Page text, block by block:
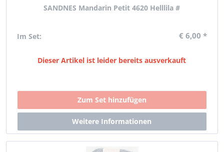
SANDNES Mandarin Petit 4620 Helllila #
Im Set: € 6,00 *
Dieser Artikel ist leider bereits ausverkauft